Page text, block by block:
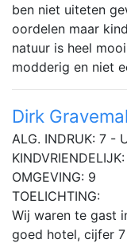
ben niet uiteten
oordelen maar
natuur is heel
modderig en niet
Dirk
ALG. INDRUK: 7 -
OMGEVING: 9
TOELICHTING:
Wij waren te gast
goed hotel, cijfer